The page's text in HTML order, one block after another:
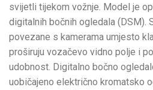
svijetli tijekom vožnje. Model je
digitalnih bočnih ogledala (DSM).
povezane s kamerama umjesto
proširuju vozačevo vidno polje i
udobnost. Digitalno bočno
uobičajeno električno kromatsko